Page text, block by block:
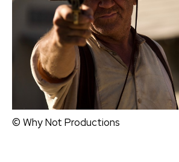
© Why Not Productions